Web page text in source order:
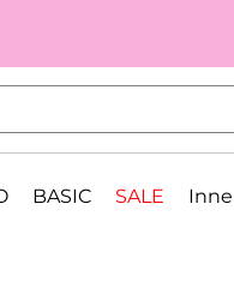
BASIC SALE